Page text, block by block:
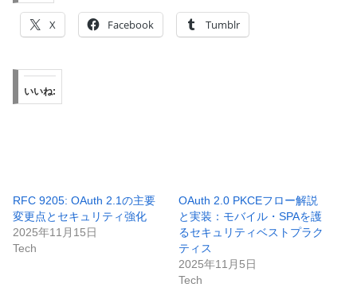
X Facebook Tumblr
いいね:
RFC 9205: OAuth 2.1の主要
変更点とセキュリティ強化
2025年11月15日
Tech
OAuth 2.0 PKCEフロー解説
と実装：モバイル・SPAを護
るセキュリティベストプラク
ティス
2025年11月5日
Tech